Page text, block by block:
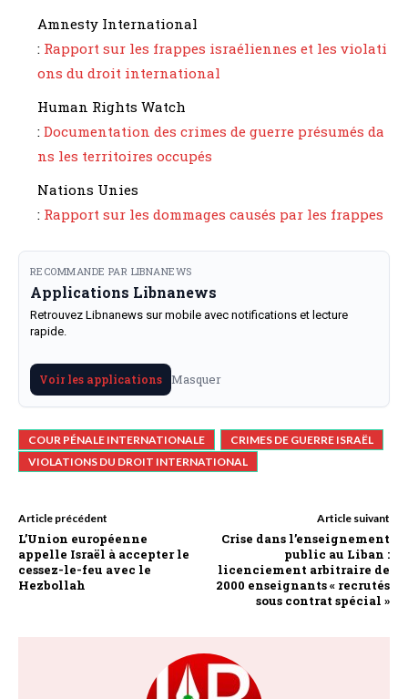
Amnesty International
: Rapport sur les frappes israéliennes et les violati
ons du droit international
Human Rights Watch
: Documentation des crimes de guerre présumés da
ns les territoires occupés
Nations Unies
: Rapport sur les dommages causés par les frappes
RECOMMANDE PAR LIBNANEWS
Applications Libnanews
Retrouvez Libnanews sur mobile avec notifications et lecture
rapide.
Voir les applications Masquer
COUR PÉNALE INTERNATIONALE
CRIMES DE GUERRE ISRAËL
VIOLATIONS DU DROIT INTERNATIONAL
Article précédent
L’Union européenne
appelle Israël à accepter le
cessez-le-feu avec le
Hezbollah
Article suivant
Crise dans l’enseignement
public au Liban :
licenciement arbitraire de
2000 enseignants « recrutés
sous contrat spécial »